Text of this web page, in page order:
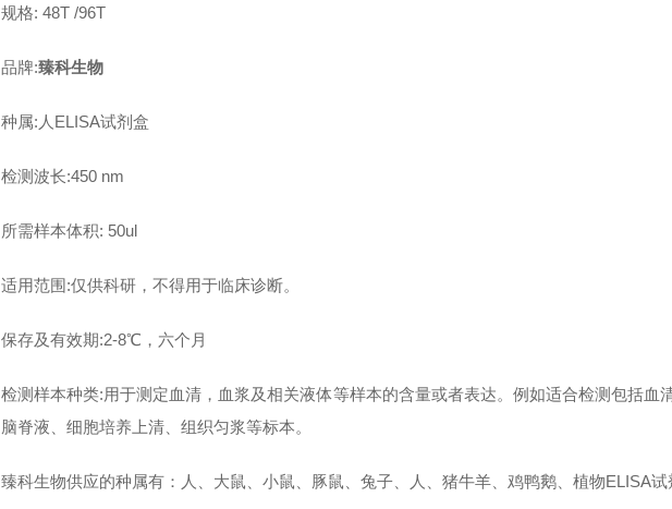
规格: 48T /96T
品牌:臻科生物
种属:人ELISA试剂盒
检测波长:450 nm
所需样本体积: 50ul
适用范围:仅供科研，不得用于临床诊断。
保存及有效期:2-8℃，六个月
检测样本种类:用于测定血清，血浆及相关液体等样本的含量或者表达。例如适合检测包括血
脑脊液、细胞培养上清、组织匀浆等标本。
臻科生物供应的种属有：人、大鼠、小鼠、豚鼠、兔子、人、猪牛羊、鸡鸭鹅、植物ELISA试